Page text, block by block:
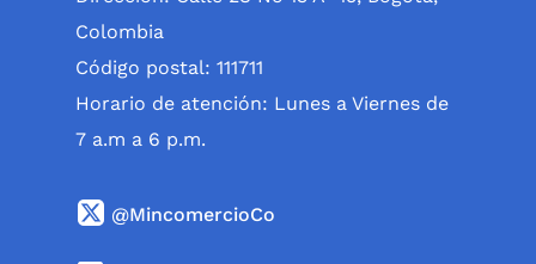
Colombia
Código postal: 111711
Horario de atención: Lunes a Viernes de
7 a.m a 6 p.m.
@MincomercioCo